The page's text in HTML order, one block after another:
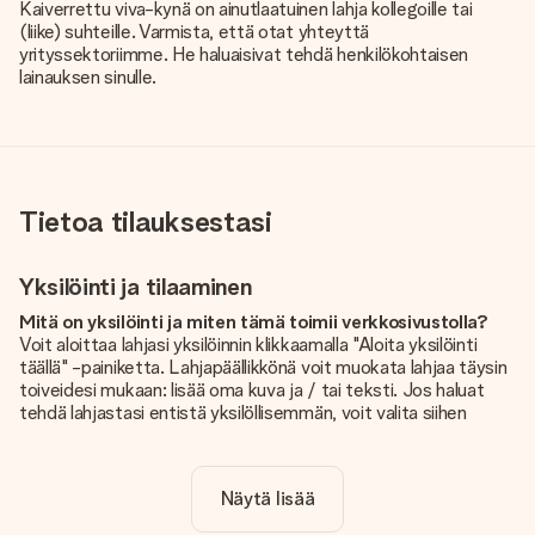
Kaiverrettu viva-kynä on ainutlaatuinen lahja kollegoille tai
(liike) suhteille. Varmista, että otat yhteyttä
yrityssektoriimme. He haluaisivat tehdä henkilökohtaisen
lainauksen sinulle.
Tietoa tilauksestasi
Yksilöinti ja tilaaminen
Mitä on yksilöinti ja miten tämä toimii verkkosivustolla?
Voit aloittaa lahjasi yksilöinnin klikkaamalla "Aloita yksilöinti
täällä" -painiketta. Lahjapäällikkönä voit muokata lahjaa täysin
toiveidesi mukaan: lisää oma kuva ja / tai teksti. Jos haluat
tehdä lahjastasi entistä yksilöllisemmän, voit valita siihen
Sisältyykö yksilöinti hintaan?
Sivustolla näkyvä hinta sisältää lahjasi yksilöinnin. Hauskaa ja
Näytä lisää